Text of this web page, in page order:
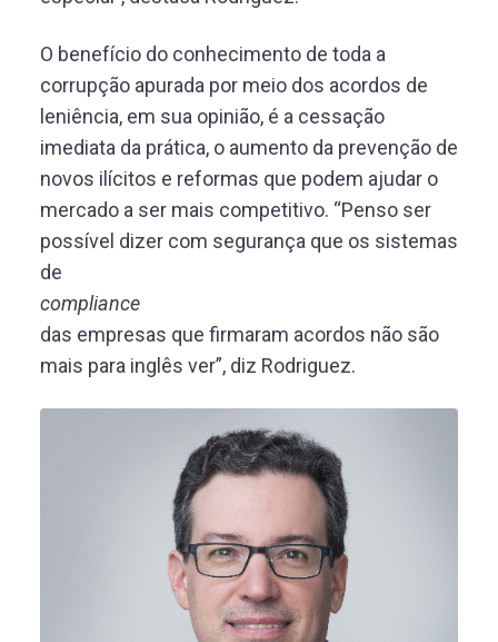
O benefício do conhecimento de toda a
corrupção apurada por meio dos acordos de
leniência, em sua opinião, é a cessação
imediata da prática, o aumento da prevenção de
novos ilícitos e reformas que podem ajudar o
mercado a ser mais competitivo. “Penso ser
possível dizer com segurança que os sistemas
de
compliance
das empresas que firmaram acordos não são
mais para inglês ver”, diz Rodriguez.